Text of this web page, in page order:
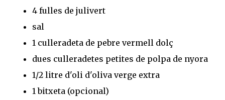
4 fulles de julivert
sal
1 culleradeta de pebre vermell dolç
dues culleradetes petites de polpa de nyora
1/2 litre d'oli d'oliva verge extra
1 bitxeta (opcional)